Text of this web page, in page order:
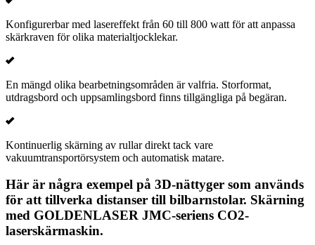
Konfigurerbar med lasereffekt från 60 till 800 watt för att anpassa
skärkraven för olika materialtjocklekar.
En mängd olika bearbetningsområden är valfria. Storformat,
utdragsbord och uppsamlingsbord finns tillgängliga på begäran.
Kontinuerlig skärning av rullar direkt tack vare
vakuumtransportörsystem och automatisk matare.
Här är några exempel på 3D-nättyger som används
för att tillverka distanser till bilbarnstolar. Skärning
med GOLDENLASER JMC-seriens CO2-
laserskärmaskin.